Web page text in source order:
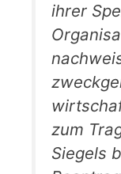
ihrer
zum
Siegels